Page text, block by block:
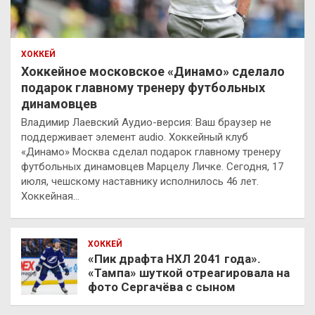
ХОККЕЙ
Хоккейное московское «Динамо» сделало
подарок главному тренеру футбольных
динамовцев
Владимир Лаевский Аудио-версия: Ваш браузер не
поддерживает элемент audio. Хоккейный клуб
«Динамо» Москва сделал подарок главному тренеру
футбольных динамовцев Марцелу Личке. Сегодня, 17
июля, чешскому наставнику исполнилось 46 лет.
Хоккейная…
ХОККЕЙ
«Пик драфта НХЛ 2041 года».
«Тампа» шуткой отреагировала на
фото Сергачёва с сыном